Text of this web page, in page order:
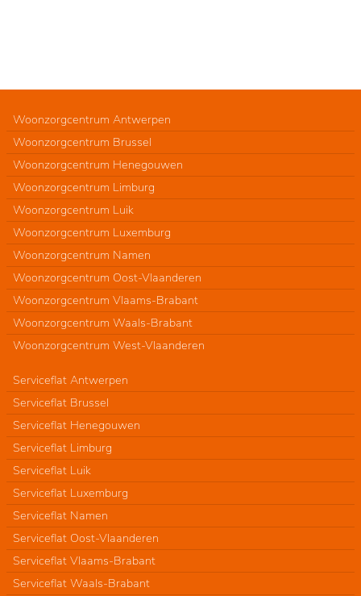
Woonzorgcentrum Antwerpen
Woonzorgcentrum Brussel
Woonzorgcentrum Henegouwen
Woonzorgcentrum Limburg
Woonzorgcentrum Luik
Woonzorgcentrum Luxemburg
Woonzorgcentrum Namen
Woonzorgcentrum Oost-Vlaanderen
Woonzorgcentrum Vlaams-Brabant
Woonzorgcentrum Waals-Brabant
Woonzorgcentrum West-Vlaanderen
Serviceflat Antwerpen
Serviceflat Brussel
Serviceflat Henegouwen
Serviceflat Limburg
Serviceflat Luik
Serviceflat Luxemburg
Serviceflat Namen
Serviceflat Oost-Vlaanderen
Serviceflat Vlaams-Brabant
Serviceflat Waals-Brabant